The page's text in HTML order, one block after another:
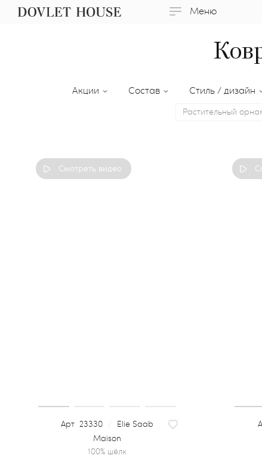
Меню
Акции Состав Стиль / дизайн
Растительный
Смотреть видео
23330
Elie Saab
Maison